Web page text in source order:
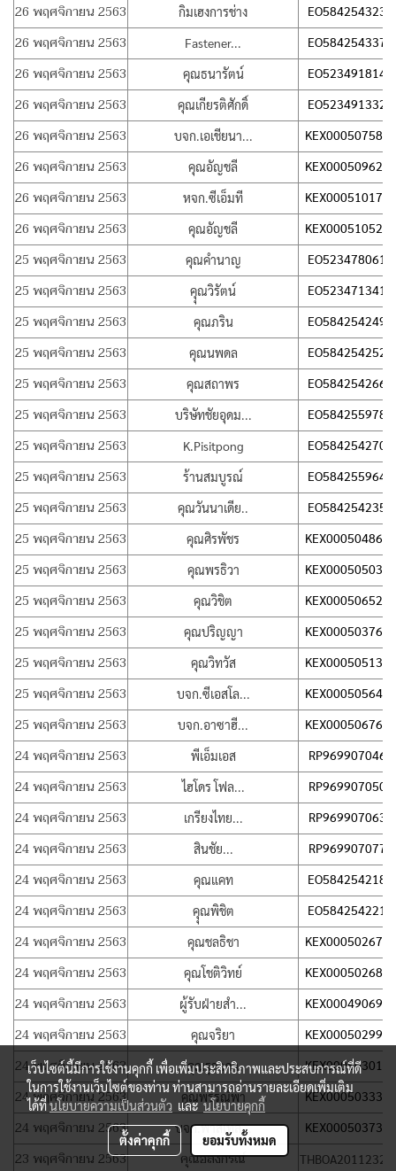
26 พฤศจิกายน 2563 กิมเฮงการช่าง
26 พฤศจิกายน 2563 Fastener...
26 พฤศจิกายน 2563 คุณธนารัตน์
26 พฤศจิกายน 2563 คุณเกียรติศักดิ์
26 พฤศจิกายน 2563 บจก.เอเชียนา...
26 พฤศจิกายน 2563 คุณอัญชลี
26 พฤศจิกายน 2563 หจก.ซีเอ็มที
26 พฤศจิกายน 2563 คุณอัญชลี
25 พฤศจิกายน 2563 คุณคำนาญ
25 พฤศจิกายน 2563 คุุณวิรัตน์
25 พฤศจิกายน 2563 คุณภริน
25 พฤศจิกายน 2563 คุณนพดล
25 พฤศจิกายน 2563 คุณสถาพร
25 พฤศจิกายน 2563 บริษัทชัยอุดม...
25 พฤศจิกายน 2563 K.Pisitpong
25 พฤศจิกายน 2563 ร้านสมบูรณ์
25 พฤศจิกายน 2563 คุณวันนาเดีย..
25 พฤศจิกายน 2563 คุณศิรพัชร
25 พฤศจิกายน 2563 คุณพรธิวา
25 พฤศจิกายน 2563 คุณวิชิต
25 พฤศจิกายน 2563 คุณปริญญา
25 พฤศจิกายน 2563 คุณวิทวัส
25 พฤศจิกายน 2563 บจก.ซีเอสโล...
25 พฤศจิกายน 2563 บจก.อาซาฮี...
24 พฤศจิกายน 2563 พีเอ็มเอส
24 พฤศจิกายน 2563 ไฮโดร โฟล...
24 พฤศจิกายน 2563 เกรียงไทย...
24 พฤศจิกายน 2563 สินชัย...
24 พฤศจิกายน 2563 คุณแคท
24 พฤศจิกายน 2563 คุุณพิชิต
24 พฤศจิกายน 2563 คุณชลธิชา
24 พฤศจิกายน 2563 คุณโชติวิทย์
24 พฤศจิกายน 2563 ผู้รับฝ่ายสำ...
24 พฤศจิกายน 2563 คุณจริยา
24 พฤศจิกายน 2563 คุณรุจาภา
24 พฤศจิกายน 2563 คุณพรรณิพา
24 พฤศจิกายน 2563 บจก.พาสเทล...
23 พฤศจิกายน 2563 คุณอลงกรณ์
เว็บไซต์นี้มีการใช้งานคุกกี้ เพื่อเพิ่มประสิทธิภาพและประสบการณ์ที่ดี
ในการใช้งานเว็บไซต์ของท่าน ท่านสามารถอ่านรายละเอียดเพิ่มเติม
ได้ที่นโยบายความเป็นส่วนตัว และนโยบายคุกกี้
ตั้งค่าคุกกี้ ยอมรับทั้งหมด